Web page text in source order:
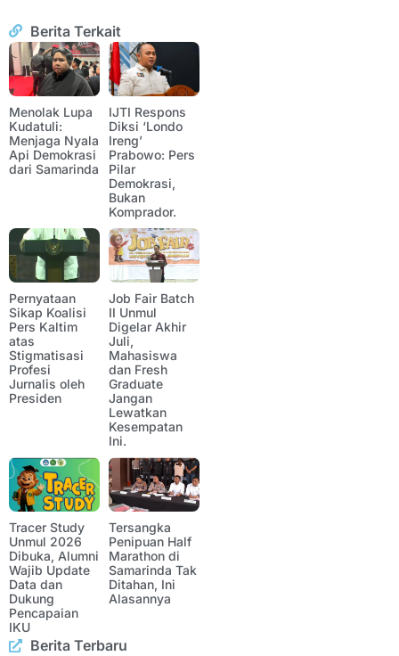
Berita Terkait
Menolak Lupa
Kudatuli:
Menjaga Nyala
Api Demokrasi
dari Samarinda
IJTI Respons
Diksi ‘Londo
Ireng’
Prabowo: Pers
Pilar
Demokrasi,
Bukan
Komprador.
Pernyataan
Sikap Koalisi
Pers Kaltim
atas
Stigmatisasi
Profesi
Jurnalis oleh
Presiden
Job Fair Batch
II Unmul
Digelar Akhir
Juli,
Mahasiswa
dan Fresh
Graduate
Jangan
Lewatkan
Kesempatan
Ini.
Tracer Study
Unmul 2026
Dibuka, Alumni
Wajib Update
Data dan
Dukung
Pencapaian
IKU
Tersangka
Penipuan Half
Marathon di
Samarinda Tak
Ditahan, Ini
Alasannya
Berita Terbaru